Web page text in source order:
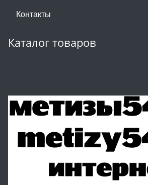
Контакты
Каталог товаров